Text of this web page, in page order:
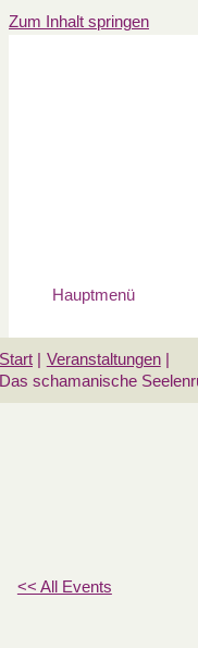
Zum Inhalt springen
Hauptmenü
Start
Veranstaltungen
Das schamanische
<< All Events